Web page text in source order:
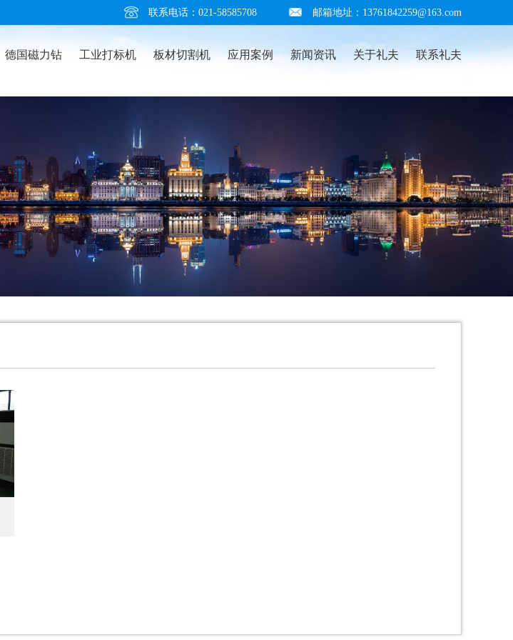
联系电话：021-58585708 邮箱地址：13761842259@163.com
德国磁力钻 工业打标机 板材切割机 应用案例 新闻资讯 关于礼夫 联系礼夫